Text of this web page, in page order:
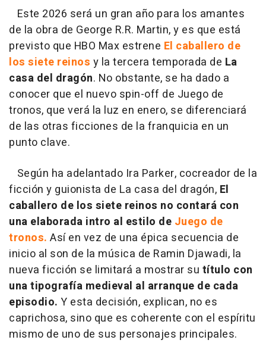
Este 2026 será un gran año para los amantes
de la obra de George R.R. Martin, y es que está
previsto que HBO Max estrene El caballero de
los siete reinos y la tercera temporada de La
casa del dragón. No obstante, se ha dado a
conocer que el nuevo spin-off de Juego de
tronos, que verá la luz en enero, se diferenciará
de las otras ficciones de la franquicia en un
punto clave.
Según ha adelantado Ira Parker, cocreador de la
ficción y guionista de La casa del dragón, El
caballero de los siete reinos no contará con
una elaborada intro al estilo de Juego de
tronos. Así en vez de una épica secuencia de
inicio al son de la música de Ramin Djawadi, la
nueva ficción se limitará a mostrar su título con
una tipografía medieval al arranque de cada
episodio. Y esta decisión, explican, no es
caprichosa, sino que es coherente con el espíritu
mismo de uno de sus personajes principales.